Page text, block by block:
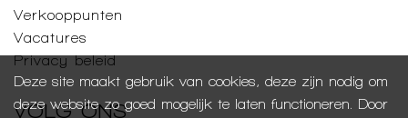
Deze site maakt gebruik van cookies, deze zijn nodig om
deze website zo goed mogelijk te laten functioneren. Door
Verkooppunten
Vacatures
Privacy beleid
VOLG ONS